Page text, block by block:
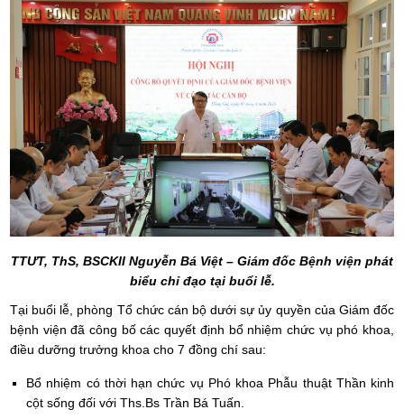
TTƯT, ThS, BSCKII Nguyễn Bá Việt – Giám đốc Bệnh viện phát
biểu chỉ đạo tại buổi lễ.
Tại buổi lễ, phòng Tổ chức cán bộ dưới sự ủy quyền của Giám đốc
bệnh viện đã công bố các quyết định bổ nhiệm chức vụ phó khoa,
điều dưỡng trưởng khoa cho 7 đồng chí sau:
Bổ nhiệm có thời hạn chức vụ Phó khoa Phẫu thuật Thần kinh
cột sống đối với Ths.Bs Trần Bá Tuấn.